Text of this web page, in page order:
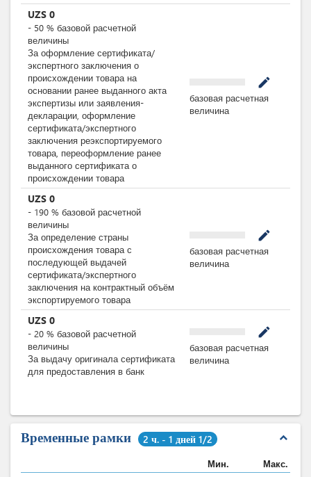
UZS 0
- 50 % базовой расчетной
величины
За оформление сертификата/
экспертного заключения о
происхождении товара на
основании ранее выданного акта
экспертизы или заявления-
декларации, оформление
сертификата/экспертного
заключения реэкспортируемого
товара, переоформление ранее
выданного сертификата о
происхождении товара
mode_edit
базовая расчетная
величина
UZS 0
- 190 % базовой расчетной
величины
За определение страны
происхождения товара с
последующей выдачей
сертификата/экспертного
заключения на контрактный объём
экспортируемого товара
mode_edit
базовая расчетная
величина
UZS 0
- 20 % базовой расчетной
величины
За выдачу оригинала сертификата
для предоставления в банк
mode_edit
базовая расчетная
величина
Временные рамки 2 ч. - 1 дней 1/2 expand_less
Мин.
Макс.